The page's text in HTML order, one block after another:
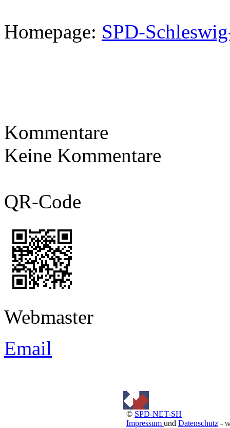
Homepage: SPD-
Kommentare
Keine Kommentare
QR-Code
Webmaster
Email
© SPD-NET-SH
Impressum und Datenschutz -